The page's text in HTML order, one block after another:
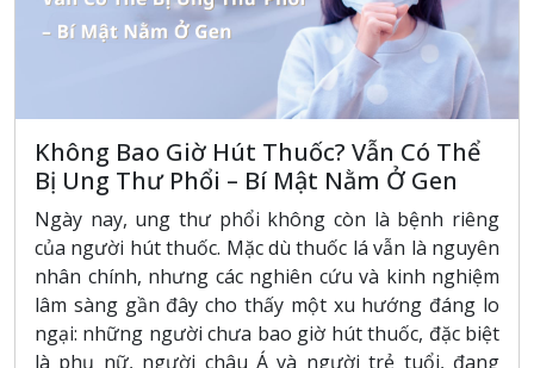
Không Bao Giờ Hút Thuốc? Vẫn Có Thể
Bị Ung Thư Phổi – Bí Mật Nằm Ở Gen
Ngày nay, ung thư phổi không còn là bệnh riêng
của người hút thuốc. Mặc dù thuốc lá vẫn là nguyên
nhân chính, nhưng các nghiên cứu và kinh nghiệm
lâm sàng gần đây cho thấy một xu hướng đáng lo
ngại: những người chưa bao giờ hút thuốc, đặc biệt
là phụ nữ, người châu Á và người trẻ tuổi, đang